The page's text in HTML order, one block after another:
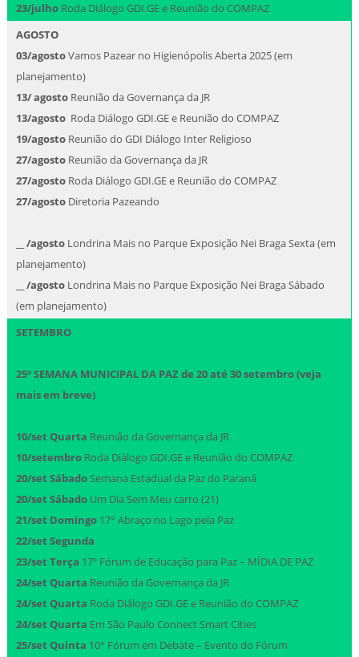
23/julhoRoda Diálogo GDI.GE e Reunião do COMPAZ
AGOSTO
03/agostoVamos Pazear no Higienópolis Aberta 2025 (em
planejamento)
13/ agostoReunião da Governança da JR
13/agosto Roda Diálogo GDI.GE e Reunião do COMPAZ
19/agostoReunião do GDI Diálogo Inter Religioso
27/agostoReunião da Governança da JR
27/agosto Roda Diálogo GDI.GE e Reunião do COMPAZ
27/agosto Diretoria Pazeando
__ /agosto Londrina Mais no Parque Exposição Nei Braga Sexta (em
planejamento)
__ /agosto Londrina Mais no Parque Exposição Nei Braga Sábado
(em planejamento)
SETEMBRO
25º SEMANA MUNICIPAL DA PAZ de 20 até 30 setembro(veja
mais em breve)
10/set Quarta Reunião da Governança da JR
10/setembroRoda Diálogo GDI.GE e Reunião do COMPAZ
20/set SábadoSemana Estadual da Paz do Paraná
20/set SábadoUm Dia Sem Meu carro (21)
21/set Domingo17° Abraço no Lago pela Paz
22/set Segunda
23/set Terça 17º Fórum de Educação para Paz – MÍDIA DE PAZ
24/set Quarta Reunião da Governança da JR
24/set Quarta Roda Diálogo GDI.GE e Reunião do COMPAZ
24/set Quarta Em São Paulo Connect Smart Cities
25/set Quinta 10° Fórum em Debate – Evento do Fórum